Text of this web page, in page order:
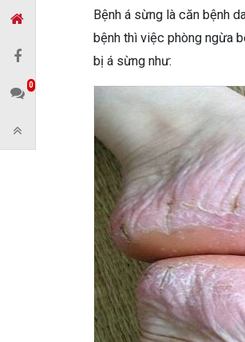
Bệnh á sừng là căn bệnh
bệnh thì việc phòng ngừa
bị á sừng như:
0